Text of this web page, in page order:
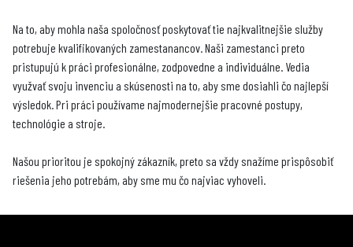
Na to, aby mohla naša spoločnosť poskytovať tie najkvalitnejšie služby
potrebuje kvalifikovaných zamestanancov. Naši zamestanci preto
pristupujú k práci profesionálne, zodpovedne a individuálne. Vedia
využvať svoju invenciu a skúsenosti na to, aby sme dosiahli čo najlepší
výsledok. Pri práci používame najmodernejšie pracovné postupy,
technológie a stroje.
Našou prioritou je spokojný zákazník, preto sa vždy snažíme prispôsobiť
riešenia jeho potrebám, aby sme mu čo najviac vyhoveli.